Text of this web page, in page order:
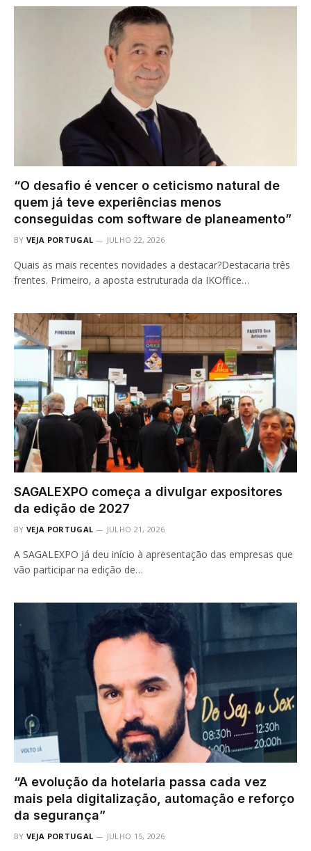
“O desafio é vencer o ceticismo natural de
quem já teve experiências menos
conseguidas com software de planeamento”
BY VEJA PORTUGAL JULHO 22, 2026
Quais as mais recentes novidades a destacar?Destacaria três
frentes. Primeiro, a aposta estruturada da IKOffice…
SAGALEXPO começa a divulgar expositores
da edição de 2027
BY VEJA PORTUGAL JULHO 21, 2026
A SAGALEXPO já deu início à apresentação das empresas que
vão participar na edição de…
“A evolução da hotelaria passa cada vez
mais pela digitalização, automação e reforço
da segurança”
BY VEJA PORTUGAL JULHO 15, 2026